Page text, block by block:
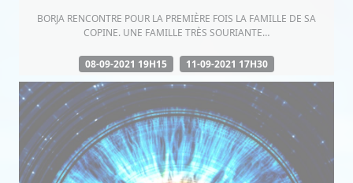
BORJA RENCONTRE POUR LA PREMIÈRE FOIS LA FAMILLE DE SA
COPINE. UNE FAMILLE TRÈS SOURIANTE…
08-09-2021 19H15 11-09-2021 17H30